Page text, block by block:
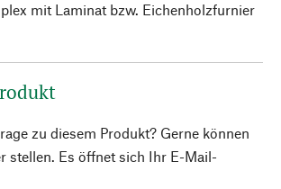
mit Laminat bzw. Eichenholzfurnier
zu diesem Produkt? Gerne können
stellen. Es öffnet sich Ihr E-Mail-